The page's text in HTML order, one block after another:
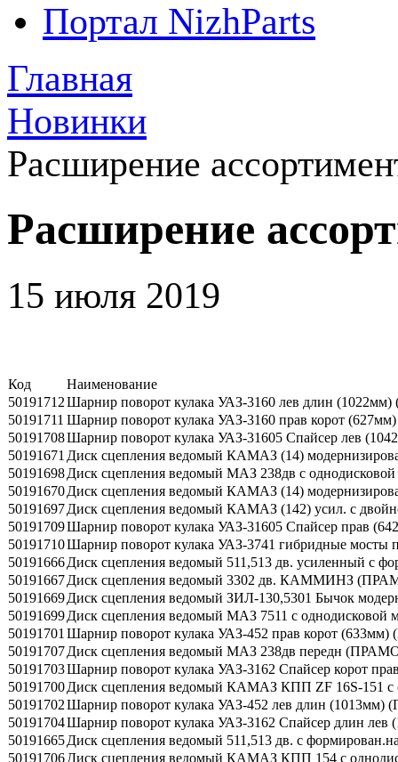
Портал NizhParts
Главная
Новинки
Расширение
Расширение
15 июля 2019
Код
Наименование
50191712Шарнир поворот кулака УАЗ-3160 лев длин
50191711 Шарнир поворот кулака УАЗ-3160 прав корот
50191708Шарнир поворот кулака УАЗ-31605 Спайсер лев
50191671 Диск сцепления ведомый КАМАЗ (14)
50191698Диск сцепления ведомый МАЗ 238дв с
50191670Диск сцепления ведомый КАМАЗ (14)
50191697Диск сцепления ведомый КАМАЗ (142) усил. с
50191709Шарнир поворот кулака УАЗ-31605 Спайсер прав
50191710Шарнир поворот кулака УАЗ-3741 гибридные
50191666Диск сцепления ведомый 511,513 дв. усиленный с
50191667Диск сцепления ведомый 3302 дв. КАММИНЗ
50191669Диск сцепления ведомый ЗИЛ-130,5301 Бычок
50191699Диск сцепления ведомый МАЗ 7511 с
50191701 Шарнир поворот кулака УАЗ-452 прав корот
50191707Диск сцепления ведомый МАЗ 238дв передн
50191703Шарнир поворот кулака УАЗ-3162 Спайсер корот
50191700Диск сцепления ведомый КАМАЗ КПП ZF 16S-151
50191702Шарнир поворот кулака УАЗ-452 лев длин
50191704Шарнир поворот кулака УАЗ-3162 Спайсер длин
50191665Диск сцепления ведомый 511,513 дв. с
50191706Диск сцепления ведомый КАМАЗ КПП 154 с